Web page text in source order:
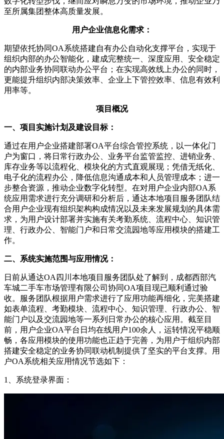
至所属集团整体高质量发展。
用户企业信息化需求：
期望依托协同OA系统搭建自有办公自动化支撑平台，实现于
组织内部的办公智能化，建成完整统一、深度应用、安全稳定
的内部业务协同联动办公平台；在实现高效线上办公的同时，
更能提升组织内部决策效率、企业上下管控效率、信息有效利
用率等。
项目概况
一、项目实施计划及建设目标：
通过在用户企业搭建部署OA平台综合管控系统，以一体化门
户为窗口，将日常行政办公、业务平台监管监控、进销业务、
库存业务等以流程化、模块化的方式直观展现；凭借无纸化、
电子化的流程办公，降低信息沟通成本和人员管理成本；进一
步整合资源，推动企业数字化转型。在对用户企业内部OA系
统应用需求进行充分调研和分析后，通达本地项目服务团队结
合用户企业现有组织架构构成情况以及未来发展规划的具体需
求，为用户设计部署并实施有关考勤系统、流程中心、知识管
理、行政办公、智能门户和日常交流园地等应用模块的搭建工
作。
二、系统实施范围与应用情况：
日前从通达OA四川本地项目服务团队处了解到，成都西部汽
车城二手车市场管理有限公司协同OA项目现已顺利通过验
收。服务团队根据用户需求进行了应用功能再细化，完美搭建
如表单流程、考勤模块、流程中心、知识管理、行政办公、智
能门户以及交流园地等一系列日常办公的核心应用。截至目
前，用户企业OA平台日均在线用户100余人，运转情况平稳顺
畅，各应用模块的使用功能也正趋于完善，为用户于组织内部
搭建安全稳定的业务协同联动机制提供了坚实的平台支撑。用
户OA系统相关应用情况节选如下：
1、系统登录界面：